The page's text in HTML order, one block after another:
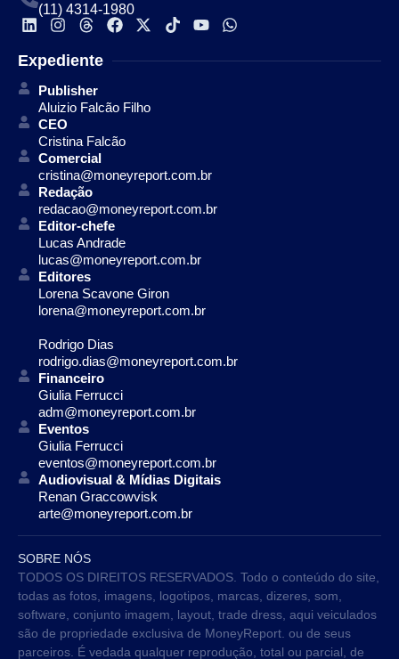
(11) 4314-1980
Expediente
Publisher
Aluizio Falcão Filho
CEO
Cristina Falcão
Comercial
cristina@moneyreport.com.br
Redação
redacao@moneyreport.com.br
Editor-chefe
Lucas Andrade
lucas@moneyreport.com.br
Editores
Lorena Scavone Giron
lorena@moneyreport.com.br
Rodrigo Dias
rodrigo.dias@moneyreport.com.br
Financeiro
Giulia Ferrucci
adm@moneyreport.com.br
Eventos
Giulia Ferrucci
eventos@moneyreport.com.br
Audiovisual & Mídias Digitais
Renan Graccowvisk
arte@moneyreport.com.br
SOBRE NÓS
TODOS OS DIREITOS RESERVADOS. Todo o conteúdo do site,
todas as fotos, imagens, logotipos, marcas, dizeres, som,
software, conjunto imagem, layout, trade dress, aqui veiculados
são de propriedade exclusiva de MoneyReport. ou de seus
parceiros. É vedada qualquer reprodução, total ou parcial, de